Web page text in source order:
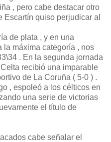
, pero cabe destacar otro
Escartín quiso perjudicar al
de plata , y en una
la máxima categoría , nos
. En la segunda jornada
recibió una imparable
de La Coruña ( 5-0 ) .
, espoleó a los célticos en
una serie de victorias
el título de
cabe señalar el